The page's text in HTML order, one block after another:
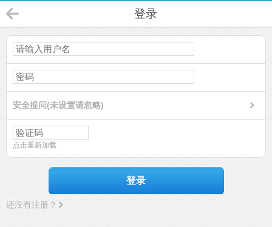
登录
安全提问(未设置请忽略)
点击重新加载
登录
还没有注册？